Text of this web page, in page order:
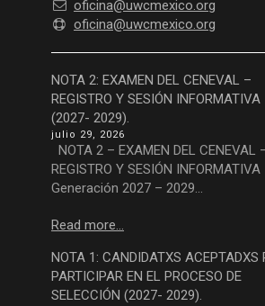
oficina@uwcmexico.org
oficina@uwcmexico.org
NOTA 2: EXAMEN DEL CENEVAL –
REGISTRO Y SESIÓN INFORMATIVA
(2027- 2029).
julio 29, 2026
NOTA 2 – EXAMEN DEL CENEVAL
REGISTRO Y SESIÓN INFORMATIVA
Generación 2027 – 2029...
Read more...
NOTA 1: CANDIDATXS ACEPTADXS
PARTICIPAR EN EL PROCESO DE
SELECCIÓN (2027- 2029).